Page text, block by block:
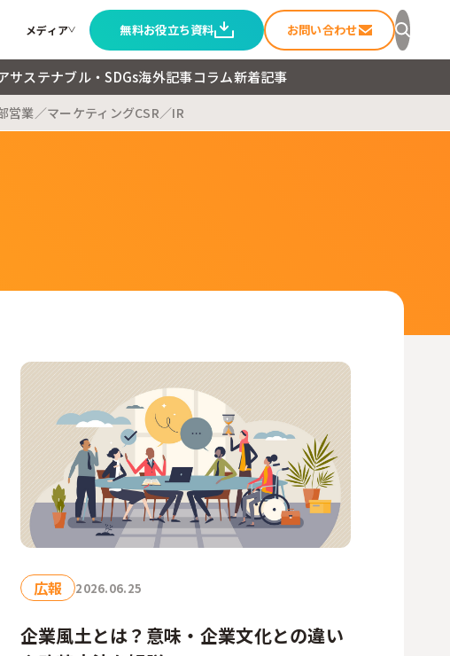
メッセージ
メディア
人事／人財開発
営業／マーケティング
無料お役立ち資料 お問い合わせ
サステナブル・SDGs海外記事コラム新着記事
営業／マーケティングCSR／IR
広報 2026.06.25
企業風土とは？意味・企業文化との違い